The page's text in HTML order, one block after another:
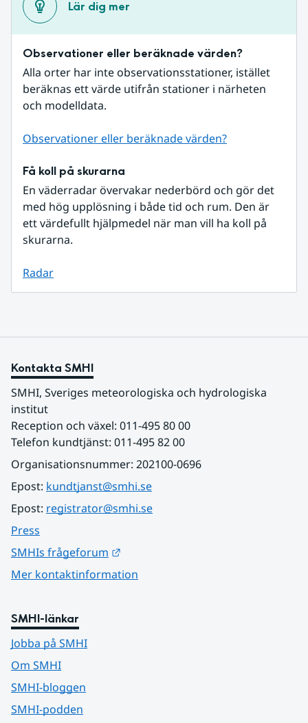
Lär dig mer
Observationer eller beräknade värden?
Alla orter har inte observationsstationer, istället
beräknas ett värde utifrån stationer i närheten
och modelldata.
Observationer eller beräknade värden?
Få koll på skurarna
En väderradar övervakar nederbörd och gör det
med hög upplösning i både tid och rum. Den är
ett värdefullt hjälpmedel när man vill ha koll på
skurarna.
Radar
Kontakta SMHI
SMHI, Sveriges meteorologiska och hydrologiska
institut
Reception och växel: 011-495 80 00
Telefon kundtjänst: 011-495 82 00
Organisationsnummer: 202100-0696
Epost: kundtjanst@smhi.se
Epost: registrator@smhi.se
Press
SMHIs frågeforum
Mer kontaktinformation
SMHI-länkar
Jobba på SMHI
Om SMHI
SMHI-bloggen
SMHI-podden